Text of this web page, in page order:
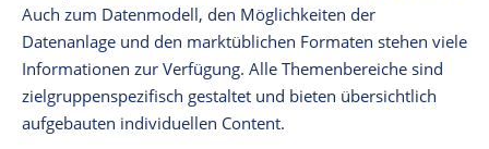
Auch zum Datenmodell, den Möglichkeiten der
Datenanlage und den marktüblichen Formaten stehen viele
Informationen zur Verfügung. Alle Themenbereiche sind
zielgruppenspezifisch gestaltet und bieten übersichtlich
aufgebauten individuellen Content.